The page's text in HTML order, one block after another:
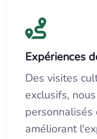
Expériences
Des visites
exclusifs,
améliorant